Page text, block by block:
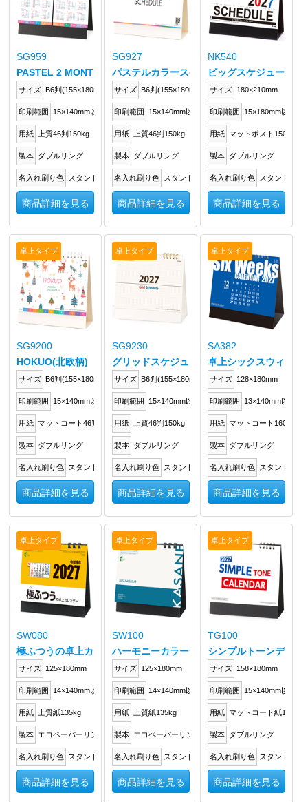
SG959
PASTEL 2 MONTHS(セパレートタイプ)
サイズ B6判(155×180mm)
印刷範囲 15×140mm以内
用紙 上質46判150kg
製本 ダブルリング
名入れ刷り色 スタンドに箔押し
商品詳細を見る
SG927
パステルカラースケジュール
サイズ B6判(155×180mm)
印刷範囲 15×140mm以内
用紙 上質46判150kg
製本 ダブルリング
名入れ刷り色 スタンドに箔押し
商品詳細を見る
NK540
ビッグスケジュール
サイズ 180×210mm
印刷範囲 15×180mm以内
用紙 マットポスト150kg
製本 ダブルリング
名入れ刷り色 スタンドに箔
商品詳細を見る
卓上タイプ
SG9200
HOKUO(北欧柄)
サイズ B6判(155×180mm)
印刷範囲 15×140mm以内
用紙 マットコート46判135kg
製本 ダブルリング
名入れ刷り色 スタンドに箔押し
商品詳細を見る
卓上タイプ
SG9230
グリッドスケジュール
サイズ B6判(155×180mm)
印刷範囲 15×140mm以内
用紙 上質46判150kg
製本 ダブルリング
名入れ刷り色 スタンドに箔押し
商品詳細を見る
卓上タイプ
SA382
卓上シックスウィーク
サイズ 128×180mm
印刷範囲 13×140mm以内
用紙 マットコート160kg
製本 ダブルリング
名入れ刷り色 スタンドに箔
商品詳細を見る
卓上タイプ
SW080
極ふつうの卓上カレンダー
サイズ 125×180mm
印刷範囲 14×140mm以内
用紙 上質紙135kg
製本 エコペーパーリング
名入れ刷り色 スタンドに箔押し
商品詳細を見る
卓上タイプ
SW100
ハーモニーカラーデスク(KASANEの色目)
サイズ 125×180mm
印刷範囲 14×140mm以内
用紙 上質紙135kg
製本 エコペーパーリング
名入れ刷り色 スタンドに箔押し
商品詳細を見る
卓上タイプ
TG100
シンプルトーンデスク
サイズ 158×180mm
印刷範囲 15×140mm以内
用紙 マットコート紙135kg
製本 ダブルリング
名入れ刷り色 スタンドに箔
商品詳細を見る